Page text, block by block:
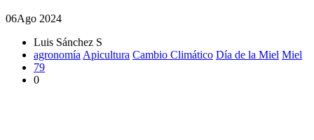
06Ago 2024
Luis Sánchez S
agronomía Apicultura Cambio Climático Día de la Miel Miel
79
0